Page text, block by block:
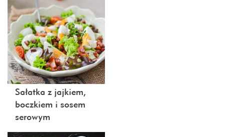
Sałatka z jajkiem,
boczkiem i sosem
serowym